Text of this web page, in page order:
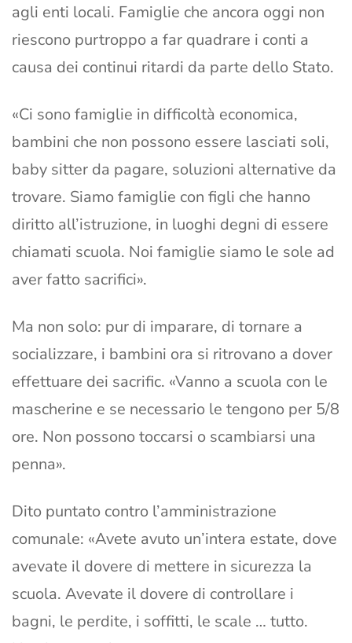
agli enti locali. Famiglie che ancora oggi non
riescono purtroppo a far quadrare i conti a
causa dei continui ritardi da parte dello Stato.
«Ci sono famiglie in difficoltà economica,
bambini che non possono essere lasciati soli,
baby sitter da pagare, soluzioni alternative da
trovare. Siamo famiglie con figli che hanno
diritto all’istruzione, in luoghi degni di essere
chiamati scuola. Noi famiglie siamo le sole ad
aver fatto sacrifici».
Ma non solo: pur di imparare, di tornare a
socializzare, i bambini ora si ritrovano a dover
effettuare dei sacrific. «Vanno a scuola con le
mascherine e se necessario le tengono per 5/8
ore. Non possono toccarsi o scambiarsi una
penna».
Dito puntato contro l’amministrazione
comunale: «Avete avuto un’intera estate, dove
avevate il dovere di mettere in sicurezza la
scuola. Avevate il dovere di controllare i
bagni, le perdite, i soffitti, le scale … tutto.